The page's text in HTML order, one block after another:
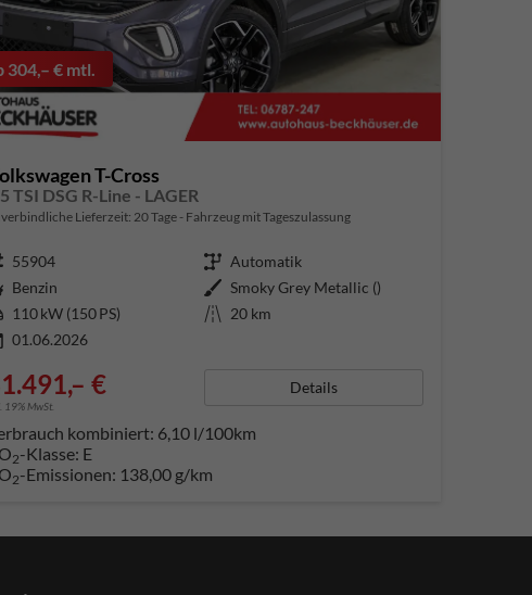
304,– € mtl.
T-Cross
TSI DSG R-Line - LAGER
Lieferzeit: 20 Tage Fahrzeug mit Tageszulassung
55904 Getriebe Automatik
Benzin Außenfarbe Smoky Grey Metallic ()
110 kW (150 PS) Kilometerstand 20 km
01.06.2026
€
19% MwSt.
Details
kombiniert: 6,10 l/100km
2-Klasse: E
2-Emissionen: 138,00 g/km